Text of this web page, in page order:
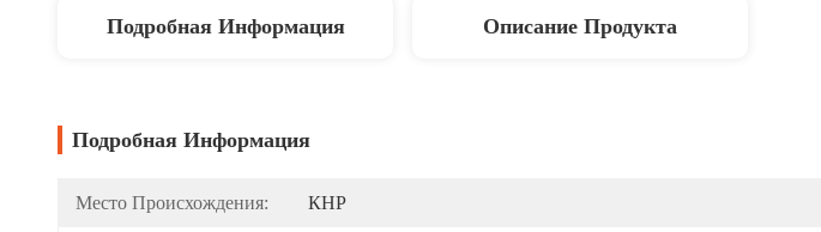
Подробная Информация Описание Продукта
Подробная Информация
Место Происхождения: КНР